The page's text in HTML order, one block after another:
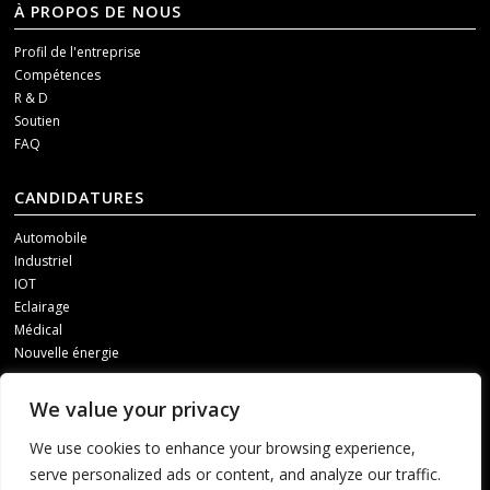
We value your privacy
We use cookies to enhance your browsing experience,
serve personalized ads or content, and analyze our traffic.
À PROPOS DE NOUS
Profil de l'entreprise
Compétences
R & D
Soutien
FAQ
CANDIDATURES
Automobile
Industriel
IOT
Eclairage
Médical
Nouvelle énergie
MÉDIAS SOCIAUX
Pour recevoir nos mises à jour, veuillez nous contacter par l'un des
canaux suivants.